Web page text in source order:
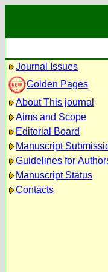
Journal Issues
Golden Pages
About This journal
Aims and Scope
Editorial Board
Manuscript
Guidelines for
Manuscript Status
Contacts